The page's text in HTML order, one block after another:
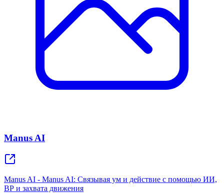
Manus AI
Manus AI - Manus AI: Связывая ум и действие с помощью ИИ,
ВР и захвата движения